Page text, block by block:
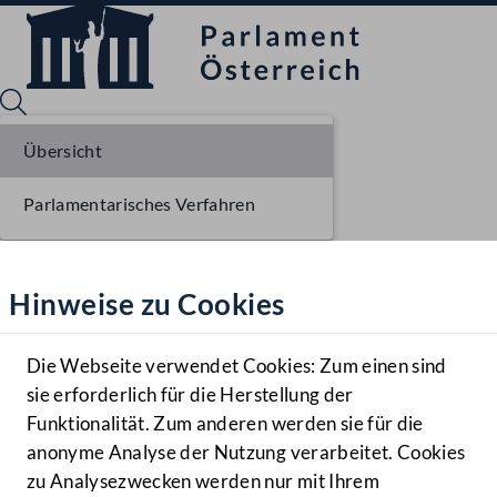
Hilfe
Benutzer
Navigationsmenü öffnen
MENÜ
Hinweise zu Cookies
Die Webseite verwendet Cookies: Zum einen sind
sie erforderlich für die Herstellung der
Funktionalität. Zum anderen werden sie für die
anonyme Analyse der Nutzung verarbeitet. Cookies
zu Analysezwecken werden nur mit Ihrem
Übersicht
Parlamentarisches Verfahren